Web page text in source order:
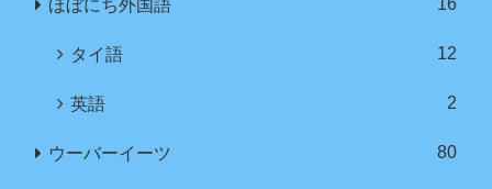
ほぼにち外国語 16
タイ語 12
英語 2
ウーバーイーツ 80